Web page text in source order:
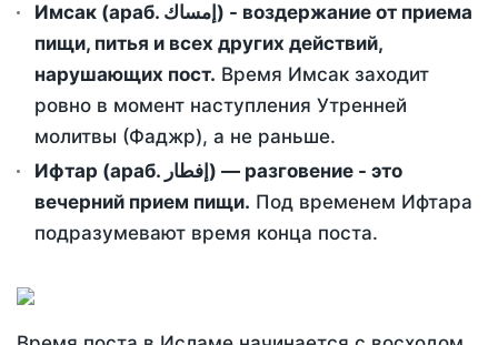
Имсак (араб. إمساك) - воздержание от приема
пищи, питья и всех других действий,
нарушающих пост. Время Имсак заходит
ровно в момент наступления Утренней
молитвы (Фаджр), а не раньше.
Ифтар (араб. إفطار) — разговение - это
вечерний прием пищи. Под временем Ифтара
подразумевают время конца поста.